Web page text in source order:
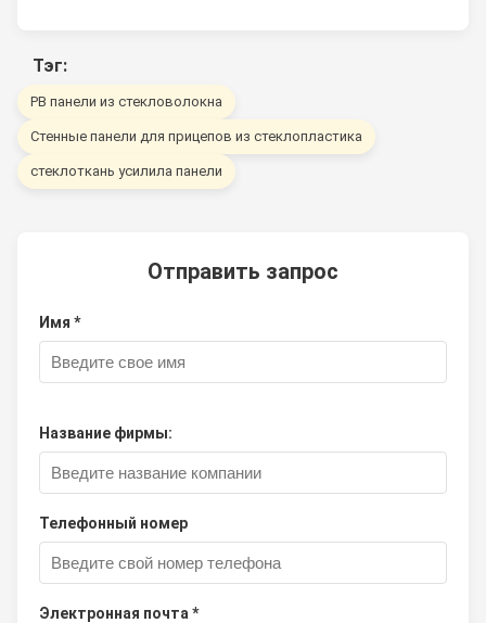
Тэг:
РВ панели из стекловолокна
Стенные панели для прицепов из стеклопластика
стеклоткань усилила панели
Отправить запрос
Имя *
Название фирмы:
Телефонный номер
Электронная почта *